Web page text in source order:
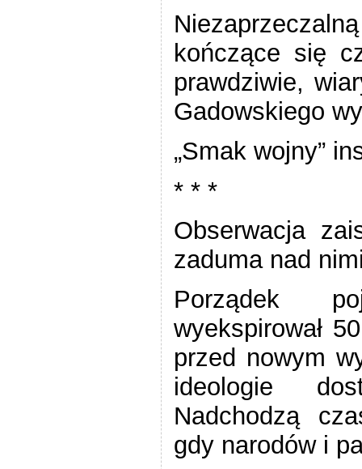
kończące się
prawdziwie,
Gadowskiego
„Smak wojny”
* * *
Obserwacja
zaduma nad
Porządek
wyekspirował
przed nowym
ideologie
Nadchodzą
gdy narodów i